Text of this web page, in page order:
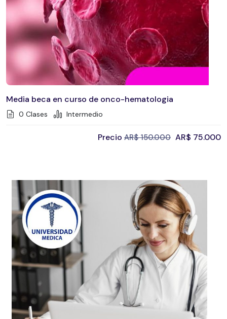
Media beca en curso de onco-hematologia
0 Clases Intermedio
Precio AR$150.000 AR$ 75.000